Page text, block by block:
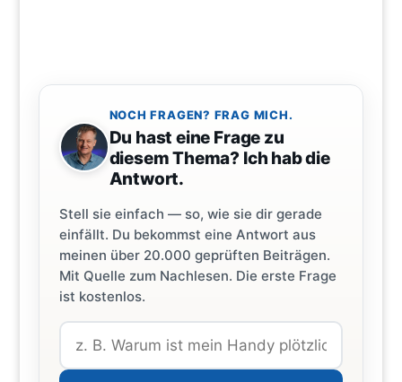
NOCH FRAGEN? FRAG MICH.
Du hast eine Frage zu
diesem Thema? Ich hab die
Antwort.
Stell sie einfach — so, wie sie dir gerade
einfällt. Du bekommst eine Antwort aus
meinen über 20.000 geprüften Beiträgen.
Mit Quelle zum Nachlesen. Die erste Frage
ist kostenlos.